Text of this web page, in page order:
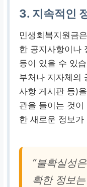
3. 지속적인
민생회복지원금
한 공지사항이나
등이 있을 수 있
부처나 지자체의
사항 게시판 등)
관을 들이는 것
한 새로운 정보
“불확실성
확한 정보